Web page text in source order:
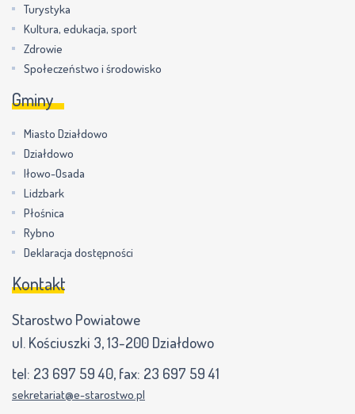
Turystyka
Kultura, edukacja, sport
Zdrowie
Społeczeństwo i środowisko
Gminy
Miasto Działdowo
Działdowo
Iłowo-Osada
Lidzbark
Płośnica
Rybno
Deklaracja dostępności
Kontakt
Starostwo Powiatowe
ul. Kościuszki 3, 13-200 Działdowo
tel: 23 697 59 40, fax: 23 697 59 41
sekretariat@e-starostwo.pl